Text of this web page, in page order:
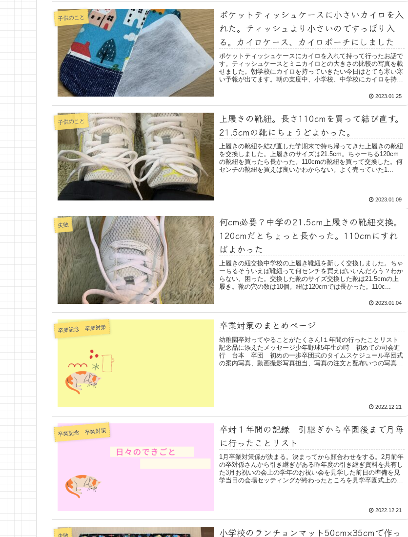
子供のこと
ポケットティッシュケースに小さいカイロを入
れた。ティッシュより小さいのですっぽり入
る。カイロケース、カイロポーチにしました
ポケットティッシュケースにカイロを入れて持って行ったお話で
す。ティッシュケースとミニカイロとの大きさの比較の写真を載
せました。朝学校にカイロを持っていきたい今日はとても寒い寒
い予報が出てます。朝の支度中、小学校、中学校にカイロを持っ
2023.01.25
子供のこと
上履きの靴紐。長さ110cmを買って結び直す。
21.5cmの靴にちょうどよかった。
上履きの靴紐を結び直した学期末で持ち帰ってきた上履きの靴紐
を交換しました。上履きのサイズは21.5cm。ちゃーちる120cm
の靴紐を買ったら長かった。110cmの靴紐を買って交換した。何
センチの靴紐を買えば良いかわからない。よく売っていた1...
2023.01.09
失敗
何cm必要？中学の21.5cm上履きの靴紐交換。
120cmだとちょっと長かった。110cmにすれ
ばよかった
上履きの紐交換中学校の上履き靴紐を新しく交換しました。ちゃ
ーちるそういえば靴紐って何センチを買えばいいんだろう？わか
らない。困った。交換した靴のサイズ交換した靴は21.5cmの上
履き。靴の穴の数は10個。紐は120cmでは長かった。110c...
2023.01.04
卒業記念 卒業対策 卒業対策のまとめページ
幼稚園卒対ってやることがたくさん!１年間の行ったことリスト
記念品に添えたメッセージ少年野球5年生の時 初めての司会進
行 台本 卒団 初めの一歩卒団式のタイムスケジュール卒団式
の案内写真、動画撮影写真担当、写真の注文と配布いつの写真、
2022.12.21
卒業記念 卒業対策
卒対１年間の記録 引継ぎから卒園後まで月毎
に行ったことリスト
1月卒業対策係が決まる。決まってから顔合わせをする。2月前年
の卒対係さんから引き継ぎがある昨年度の引き継ぎ資料を共有し
た3月お祝いの会上の学年のお祝い会を見学した前日の準備を見
学当日の会場セッティングが終わったところを見学卒園式上の学
2022.12.21
失敗 小学校のランチョンマット50cm×35cmで作っ